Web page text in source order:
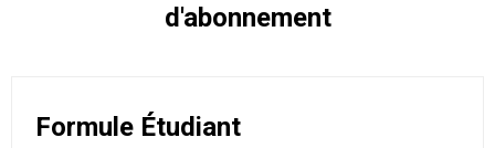
d'abonnement
Formule Étudiant